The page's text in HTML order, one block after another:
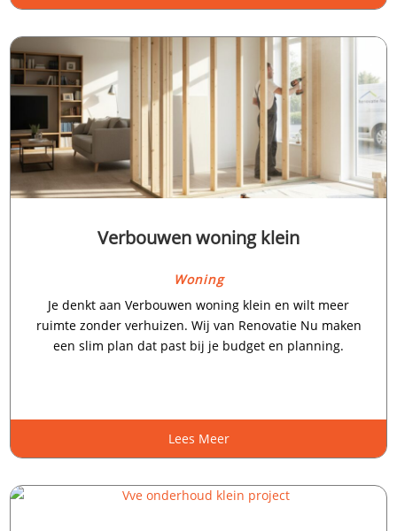
Verbouwen woning klein
Woning
Je denkt aan Verbouwen woning klein en wilt meer
ruimte zonder verhuizen.​ Wij van Renovatie Nu maken
een slim plan dat past bij je budget en planning.​
Lees Meer